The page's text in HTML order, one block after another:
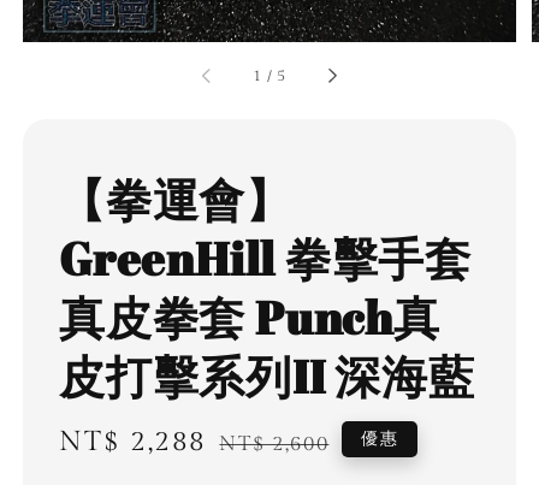
1 / 5
【拳運會】
GreenHill 拳擊手套
真皮拳套 Punch真
皮打擊系列II 深海藍
Sale
NT$ 2,288 Regular
NT$ 2,600 優惠